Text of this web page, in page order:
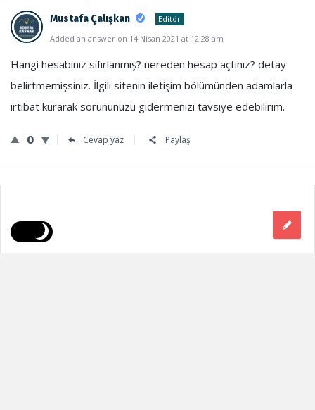
Mustafa Çalışkan
Editör
Added an answer on 14 Nisan 2021 at 12:28 am
Hangi hesabınız sıfırlanmış? nereden hesap açtınız? detay
belirtmemişsiniz. İlgili sitenin iletişim bölümünden adamlarla
irtibat kurarak sorununuzu gidermenizi tavsiye edebilirim.
0 Cevap yaz Paylaş